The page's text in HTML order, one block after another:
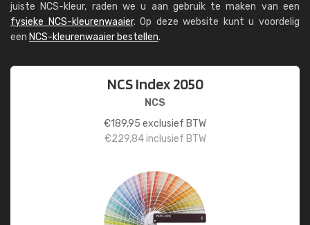
juiste NCS-kleur, raden we u aan gebruik te maken van een
fysieke NCS-kleurenwaaier. Op deze website kunt u voordelig
een NCS-kleurenwaaier bestellen.
NCS Index 2050
NCS
€189,95 exclusief BTW
€229,84inclusief BTW